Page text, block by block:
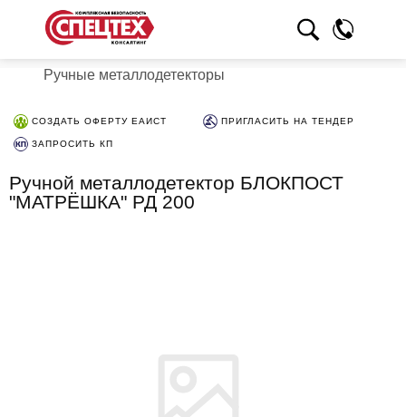
Ручные металлодетекторы
СОЗДАТЬ ОФЕРТУ ЕАИСТ ПРИГЛАСИТЬ НА ТЕНДЕР
ЗАПРОСИТЬ КП
Ручной металлодетектор БЛОКПОСТ
"МАТРЁШКА" РД 200